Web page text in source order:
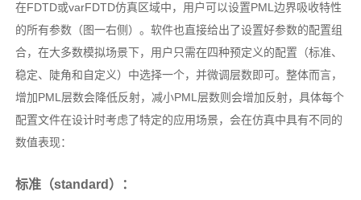
在FDTD或varFDTD仿真区域中，用户可以设置PML边界吸收特性
的所有参数（图一右侧）。软件也直接给出了设置好参数的配置组
合，在大多数模拟场景下，用户只需在四种预定义的配置（标准、
稳定、陡角和自定义）中选择一个，并微调层数即可。整体而言，
增加PML层数会降低反射，减小PML层数则会增加反射，具体每个
配置文件在设计时考虑了特定的应用场景，会在仿真中具有不同的
数值表现：
标准（standard）：